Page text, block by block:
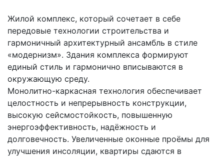
Жилой комплекс, который сочетает в себе
передовые технологии строительства и
гармоничный архитектурный ансамбль в стиле
«модернизм». Здания комплекса формируют
единый стиль и гармонично вписываются в
окружающую среду.
Монолитно-каркасная технология обеспечивает
целостность и непрерывность конструкции,
высокую сейсмостойкость, повышенную
энергоэффективность, надёжность и
долговечность. Увеличенные оконные проёмы для
улучшения инсоляции, квартиры сдаются в